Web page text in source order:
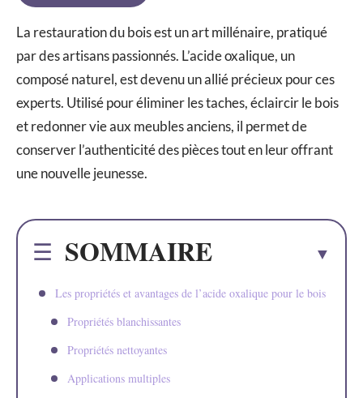
La restauration du bois est un art millénaire, pratiqué
par des artisans passionnés. L’acide oxalique, un
composé naturel, est devenu un allié précieux pour ces
experts. Utilisé pour éliminer les taches, éclaircir le bois
et redonner vie aux meubles anciens, il permet de
conserver l’authenticité des pièces tout en leur offrant
une nouvelle jeunesse.
SOMMAIRE
Les propriétés et avantages de l’acide oxalique pour le bois
Propriétés blanchissantes
Propriétés nettoyantes
Applications multiples